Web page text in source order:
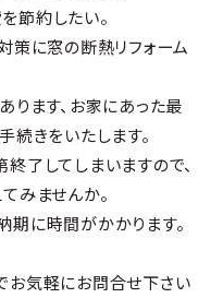
節約したい。
策に窓の断熱リフォーム
ります、お家にあった最
続きをいたします。
了してしまいますので、
みませんか。
に時間がかかります。
お気軽にお問合せ下さい